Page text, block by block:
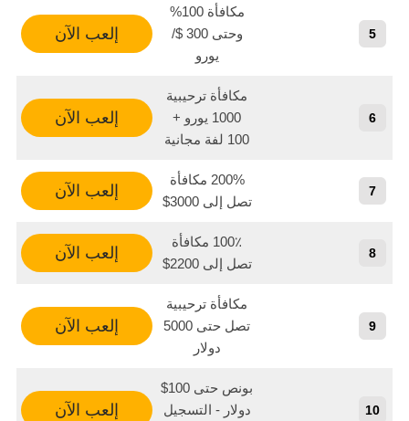
5
مكافأة 100%
وحتى 300 $/
يورو
إلعب الآن
6
مكافأة ترحيبية
1000 يورو +
100 لفة مجانية
إلعب الآن
7
200% مكافأة
تصل إلى 3000$
إلعب الآن
8
100٪ مكافأة
تصل إلى 2200$
إلعب الآن
9
مكافأة ترحيبية
تصل حتى 5000
دولار
إلعب الآن
10
بونص حتى 100$
دولار - التسجيل
إلعب الآن